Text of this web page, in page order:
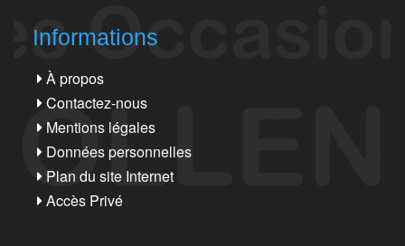
Informations
À propos
Contactez-nous
Mentions légales
Données personnelles
Plan du site Internet
Accès Privé